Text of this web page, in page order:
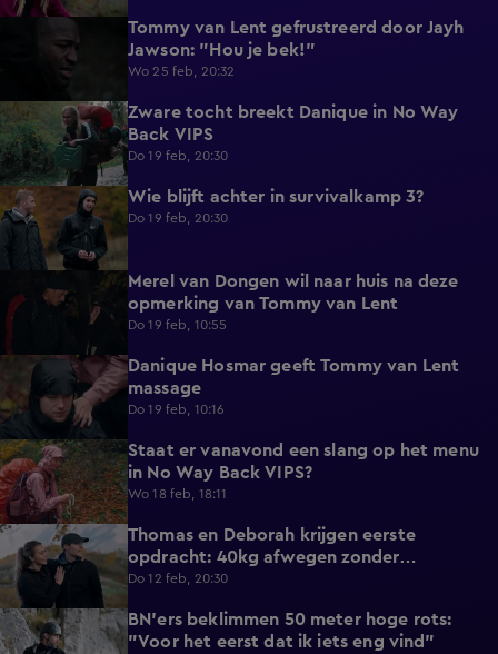
Tommy van Lent gefrustreerd door Jayh
Jawson: "Hou je bek!"
Wo 25 feb, 20:32
5:02
Zware tocht breekt Danique in No Way
Back VIPS
Do 19 feb, 20:30
6:56 Wie blijft achter in survivalkamp 3?
Do 19 feb, 20:30
Merel van Dongen wil naar huis na deze
opmerking van Tommy van Lent
Do 19 feb, 10:55
0:39
Danique Hosmar geeft Tommy van Lent
massage
Do 19 feb, 10:16
0:48
Staat er vanavond een slang op het menu
in No Way Back VIPS?
Wo 18 feb, 18:11
4:53
Thomas en Deborah krijgen eerste
opdracht: 40kg afwegen zonder
weegschaal
Do 12 feb, 20:30
4:22
BN'ers beklimmen 50 meter hoge rots:
"Voor het eerst dat ik iets eng vind"